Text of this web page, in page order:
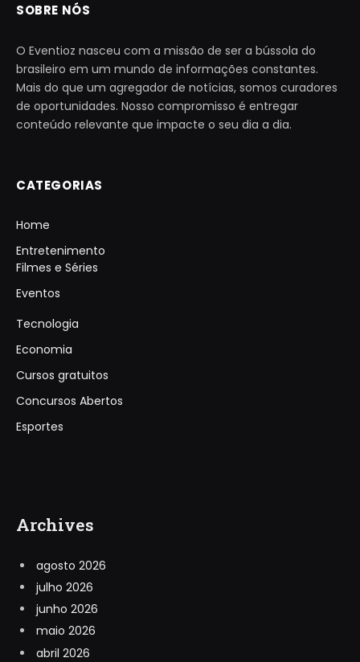
SOBRE NÓS
O Eventioz nasceu com a missão de ser a bússola do
brasileiro em um mundo de informações constantes.
Mais do que um agregador de notícias, somos curadores
de oportunidades. Nosso compromisso é entregar
conteúdo relevante que impacte o seu dia a dia.
CATEGORIAS
Home
Entretenimento
Filmes e Séries
Eventos
Tecnologia
Economia
Cursos gratuitos
Concursos Abertos
Esportes
Archives
agosto 2026
julho 2026
junho 2026
maio 2026
abril 2026